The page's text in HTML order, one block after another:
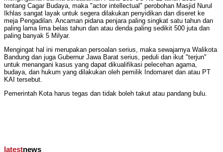
tentang Cagar Budaya, maka "actor intellectual" perobohan Masjid Nurul
Ikhlas sangat layak untuk segera dilakukan penyidikan dan diseret ke
meja Pengadilan. Ancaman pidana penjara paling singkat satu tahun dan
paling lama lima belas tahun dan atau denda paling sedikit 500 juta dan
paling banyak 5 Milyar.
Mengingat hal ini merupakan persoalan serius, maka sewajarnya Walikota
Bandung dan juga Gubernur Jawa Barat serius, peduli dan ikut "terjun"
untuk menangani kasus yang dapat dikualifikasi pelecehan agama,
budaya, dan hukum yang dilakukan oleh pemilik Indomaret dan atau PT
KAI tersebut.
Pemerintah Kota harus tegas dan tidak boleh takut atau pandang bulu.
latestnews